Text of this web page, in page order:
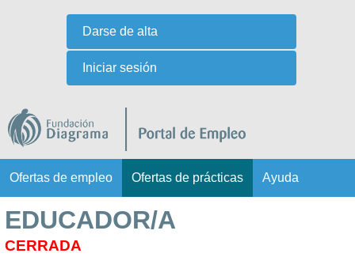
Ir
al
Darse de alta
Iniciar sesión
M
e
n
ú
Ofertas de empleo Ofertas de prácticas Ayuda
EDUCADOR/A
CERRADA